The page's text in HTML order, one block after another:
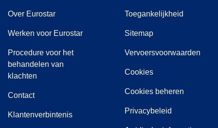
Over Eurostar
Werken voor Eurostar
Procedure voor het
behandelen van
klachten
Contact
Klantenverbintenis
Toegankelijkheid
Sitemap
Vervoersvoorwaarden
Cookies
Cookies beheren
Privacybeleid